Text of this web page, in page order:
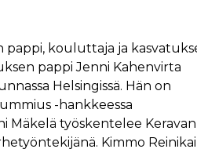
pappi, kouluttaja ja
pappi Jenni Kahenvirta
Helsingissä. Hän on
-hankkeessa
Mäkelä työskentelee Keravan
Kimmo